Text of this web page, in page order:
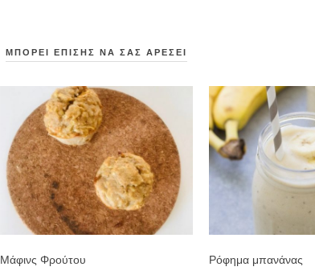
ΜΠΟΡΕΙ ΕΠΙΣΗΣ ΝΑ ΣΑΣ ΑΡΕΣΕΙ
Μάφινς Φρούτου Ρόφημα μπανάνας